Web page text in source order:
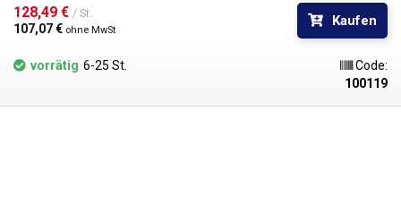
Darüber hinaus erlaubt die Titanlegierung, aus der es hergestellt ist,
wesentlich höhere Betriebstemperaturen als Edelstahlbäder, nämlich bis
128,49 € / St.
107,07 € ohne MwSt
Kaufen
vorrätig 6-25 St.
Code:
100119